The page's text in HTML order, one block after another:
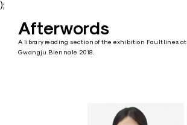
);
contentAfterwords
A library reading section of the exhibition Faultlines at
Gwangju Biennale 2018.